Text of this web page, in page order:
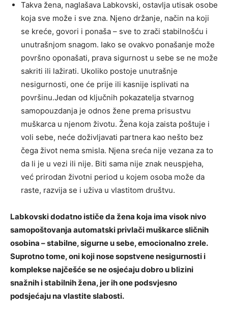
Takva žena, naglašava Labkovski, ostavlja utisak osobe
koja sve može i sve zna. Njeno držanje, način na koji
se kreće, govori i ponaša – sve to zrači stabilnošću i
unutrašnjom snagom. Iako se ovakvo ponašanje može
površno oponašati, prava sigurnost u sebe se ne može
sakriti ili lažirati. Ukoliko postoje unutrašnje
nesigurnosti, one će prije ili kasnije isplivati na
površinu.Jedan od ključnih pokazatelja stvarnog
samopouzdanja je odnos žene prema prisustvu
muškarca u njenom životu. Žena koja zaista poštuje i
voli sebe, neće doživljavati partnera kao nešto bez
čega život nema smisla. Njena sreća nije vezana za to
da li je u vezi ili nije. Biti sama nije znak neuspjeha,
već prirodan životni period u kojem osoba može da
raste, razvija se i uživa u vlastitom društvu.
Labkovski dodatno ističe da žena koja ima visok nivo
samopoštovanja automatski privlači muškarce sličnih
osobina – stabilne, sigurne u sebe, emocionalno zrele.
Suprotno tome, oni koji nose sopstvene nesigurnosti i
komplekse najčešće se ne osjećaju dobro u blizini
snažnih i stabilnih žena, jer ih one podsvjesno
podsjećaju na vlastite slabosti.